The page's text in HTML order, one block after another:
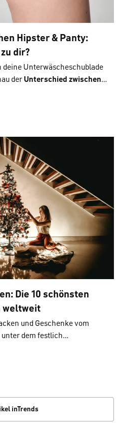
Hipster & Panty:
dir?
deine Unterwäscheschublade
der Unterschied zwischen
sehen auf den ersten Blick
jedoch genauer hin,
Passform voneinander. Wir
am besten zu dir passt
Die 10 schönsten
weltweit
und Geschenke vom
dem festlich
wir in Deutschland
Weihnachten
der Welt vollkommen
die Slowaken ihren Pudding
werfen. Genau diese
weltweitso
inTrends